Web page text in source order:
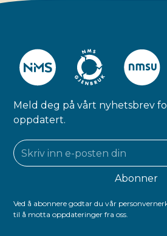
Meld deg på vårt nyhetsbrev
oppdatert.
Ved å abonnere godtar du vår
til å motta oppdateringer fra oss.